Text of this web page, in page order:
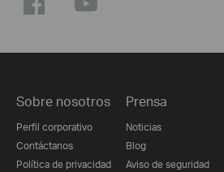
Sobre nosotros
Perfil corporativo
Contáctanos
Política de privacidad
Prensa
Noticias
Blog
Aviso de seguridad